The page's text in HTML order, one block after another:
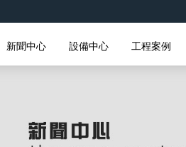
新聞中心 設備中心 工程案例